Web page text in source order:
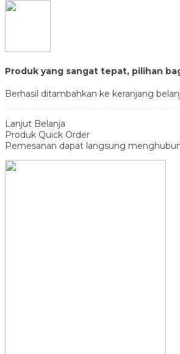
Produk yang sangat tepat, pilihan
Berhasil ditambahkan ke keranjang
Lanjut Belanja
Produk Quick Order
Pemesanan dapat langsung